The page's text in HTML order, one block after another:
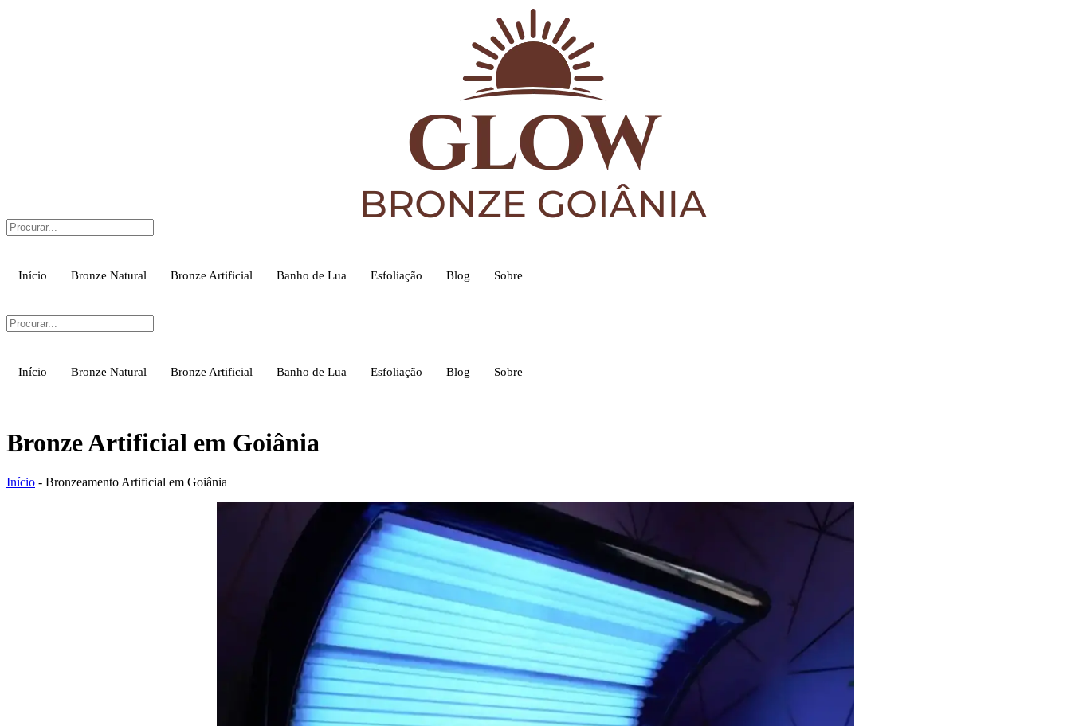
Início Bronze Natural Bronze Artificial Banho de Lua Esfoliação Blog Sobre
Início Bronze Natural Bronze Artificial Banho de Lua Esfoliação Blog Sobre
Bronze Artificial em Goiânia
Início - Bronzeamento Artificial em Goiânia